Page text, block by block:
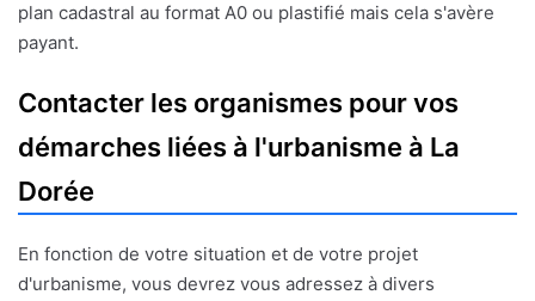
plan cadastral au format A0 ou plastifié mais cela s'avère
payant.
Contacter les organismes pour vos
démarches liées à l'urbanisme à La
Dorée
En fonction de votre situation et de votre projet
d'urbanisme, vous devrez vous adressez à divers